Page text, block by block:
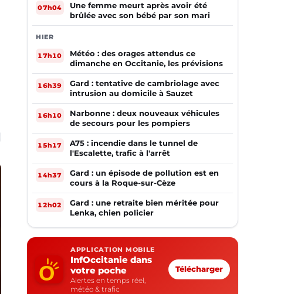
07h04
Une femme meurt après avoir été
brûlée avec son bébé par son mari
HIER
17h10
Météo : des orages attendus ce
dimanche en Occitanie, les prévisions
16h39
Gard : tentative de cambriolage avec
intrusion au domicile à Sauzet
16h10
Narbonne : deux nouveaux véhicules
de secours pour les pompiers
15h17
A75 : incendie dans le tunnel de
l'Escalette, trafic à l'arrêt
14h37
Gard : un épisode de pollution est en
cours à la Roque-sur-Cèze
12h02
Gard : une retraite bien méritée pour
Lenka, chien policier
APPLICATION MOBILE
InfOccitanie dans
votre poche
Alertes en temps réel,
météo & trafic
Télécharger